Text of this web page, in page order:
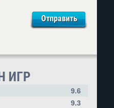
ИГР
9.6
9.3